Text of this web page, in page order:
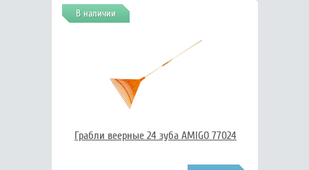
В наличии
Грабли веерные 24 зуба AMIGO 77024